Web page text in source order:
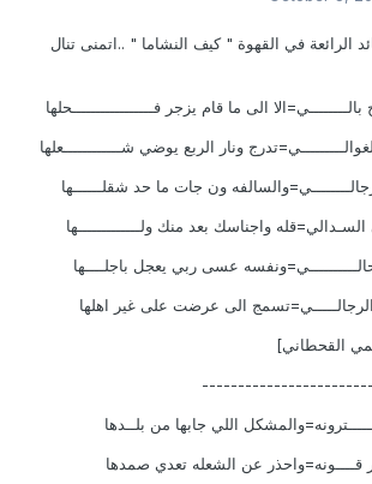
الرائعة في القهوة " كيف النشاما " ..اتمنى تنال
الى ما قام يزجر فـــــــــــــــــحلها
ونار الربع يوضي شــــــــــــعلها
ون جات ما حد شقلــــــها
واجناسك بعد منك ولـــــــــــــها
عسى ربي يعجل باجلــــها
الى عرضت على غير اهلها
القحطاني]
اللي جابها من بلــدها
قــــونه=واحذر عن الشعله تعدي صمدها